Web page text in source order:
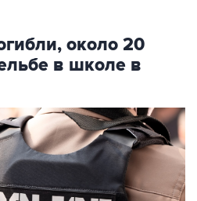
около 20
в школе в